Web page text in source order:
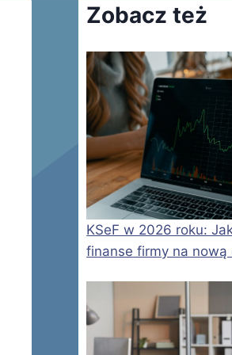
Zobacz też
KSeF w 2026 roku:
finanse firmy na nową